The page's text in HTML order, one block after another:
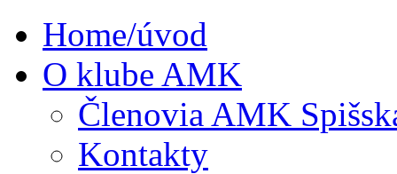
Home/úvod
O klube AMK
Členovia AMK
Kontakty